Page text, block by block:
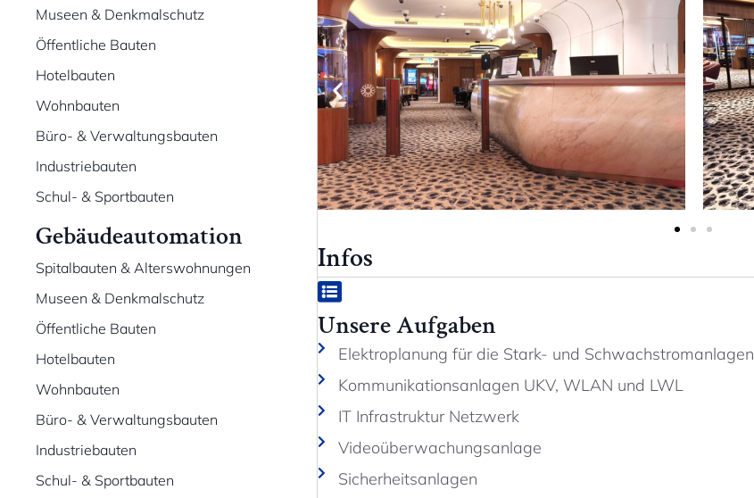
Museen & Denkmalschutz
Öffentliche Bauten
Hotelbauten
Wohnbauten
Büro- & Verwaltungsbauten
Industriebauten
Schul- & Sportbauten
Gebäudeautomation
Spitalbauten & Alterswohnungen
Museen & Denkmalschutz
Öffentliche Bauten
Hotelbauten
Wohnbauten
Büro- & Verwaltungsbauten
Industriebauten
Schul- & Sportbauten
Infos
Unsere Aufgaben
Elektroplanung für die Stark- und Schwachstromanlagen
Kommunikationsanlagen UKV, WLAN und LWL
IT Infrastruktur Netzwerk
Videoüberwachungsanlage
Sicherheitsanlagen